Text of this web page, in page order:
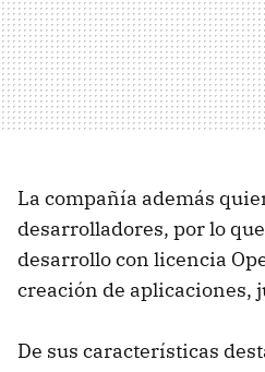
La compañía además
desarrolladores, por lo
desarrollo con licencia
creación de aplicaciones,
De sus características